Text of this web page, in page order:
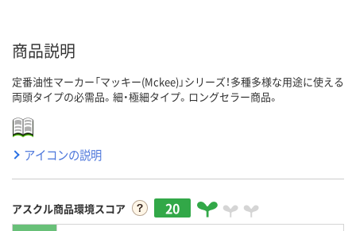
商品説明
定番油性マーカー「マッキー(Mckee)」シリーズ！多種多様な用途に使える
両頭タイプの必需品。細・極細タイプ。ロングセラー商品。
アイコンの説明
アスクル商品環境スコア 20